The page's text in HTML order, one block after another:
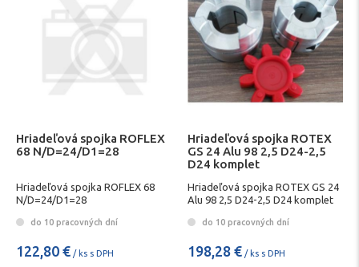
Hriadeľová spojka ROFLEX
68 N/D=24/D1=28
Hriadeľová spojka ROFLEX 68
N/D=24/D1=28
do 10 pracovných dní
122,80 € / ks s DPH
Hriadeľová spojka ROTEX
GS 24 Alu 98 2,5 D24-2,5
D24 komplet
Hriadeľová spojka ROTEX GS 24
Alu 98 2,5 D24-2,5 D24 komplet
do 10 pracovných dní
198,28 € / ks s DPH